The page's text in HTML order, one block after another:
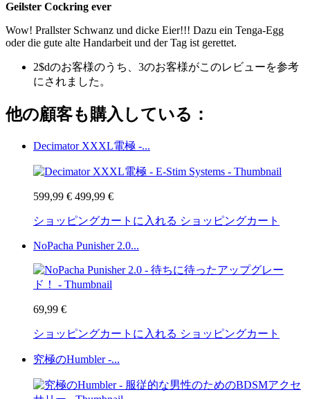
Geilster Cockring ever
Wow! Prallster Schwanz und dicke Eier!!! Dazu ein Tenga-Egg
oder die gute alte Handarbeit und der Tag ist gerettet.
2$dのお客様のうち、3のお客様がこのレビューを参考
にされました。
他の顧客も購入している：
Decimator XXXL電極 -...
599,99 € 499,99 €
ショッピングカートに入れる ショッピングカート
NoPacha Punisher 2.0...
69,99 €
ショッピングカートに入れる ショッピングカート
究極のHumbler -...